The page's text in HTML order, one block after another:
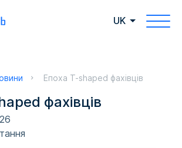
UK
Епоха T-shaped фахівців
фахівців